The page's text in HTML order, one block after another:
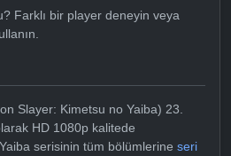
Farklı bir player deneyin veya
Slayer: Kimetsu no Yaiba) 23.
HD 1080p kalitede
serisinin tüm bölümlerine seri